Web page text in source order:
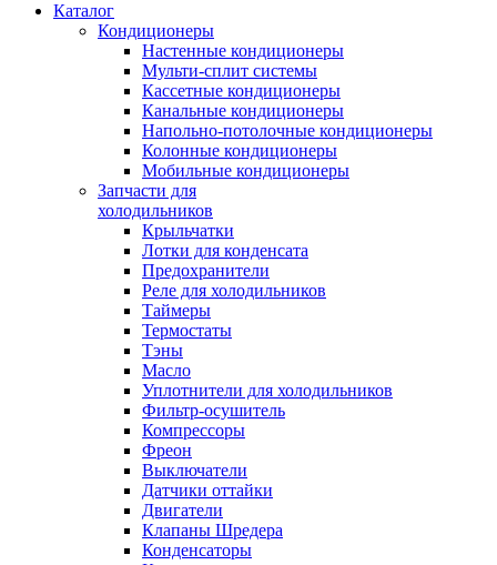
Каталог
Кондиционеры
Настенные кондиционеры
Мульти-сплит системы
Кассетные кондиционеры
Канальные кондиционеры
Напольно-потолочные кондиционеры
Колонные кондиционеры
Мобильные кондиционеры
Запчасти для
холодильников
Крыльчатки
Лотки для конденсата
Предохранители
Реле для холодильников
Таймеры
Термостаты
Тэны
Масло
Уплотнители для холодильников
Фильтр-осушитель
Компрессоры
Фреон
Выключатели
Датчики оттайки
Двигатели
Клапаны Шредера
Конденсаторы